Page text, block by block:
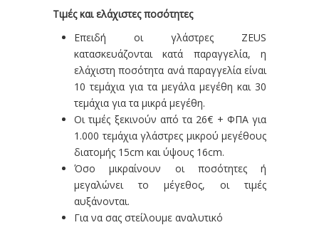
Τιμές και ελάχιστες ποσότητες
Επειδή οι γλάστρες ZEUS
κατασκευάζονται κατά παραγγελία, η
ελάχιστη ποσότητα ανά παραγγελία είναι
10 τεμάχια για τα μεγάλα μεγέθη και 30
τεμάχια για τα μικρά μεγέθη.
Οι τιμές ξεκινούν από τα 26€ + ΦΠΑ για
1.000 τεμάχια γλάστρες μικρού μεγέθους
διατομής 15cm και ύψους 16cm.
Όσο μικραίνουν οι ποσότητες ή
μεγαλώνει το μέγεθος, οι τιμές
αυξάνονται.
Για να σας στείλουμε αναλυτικό